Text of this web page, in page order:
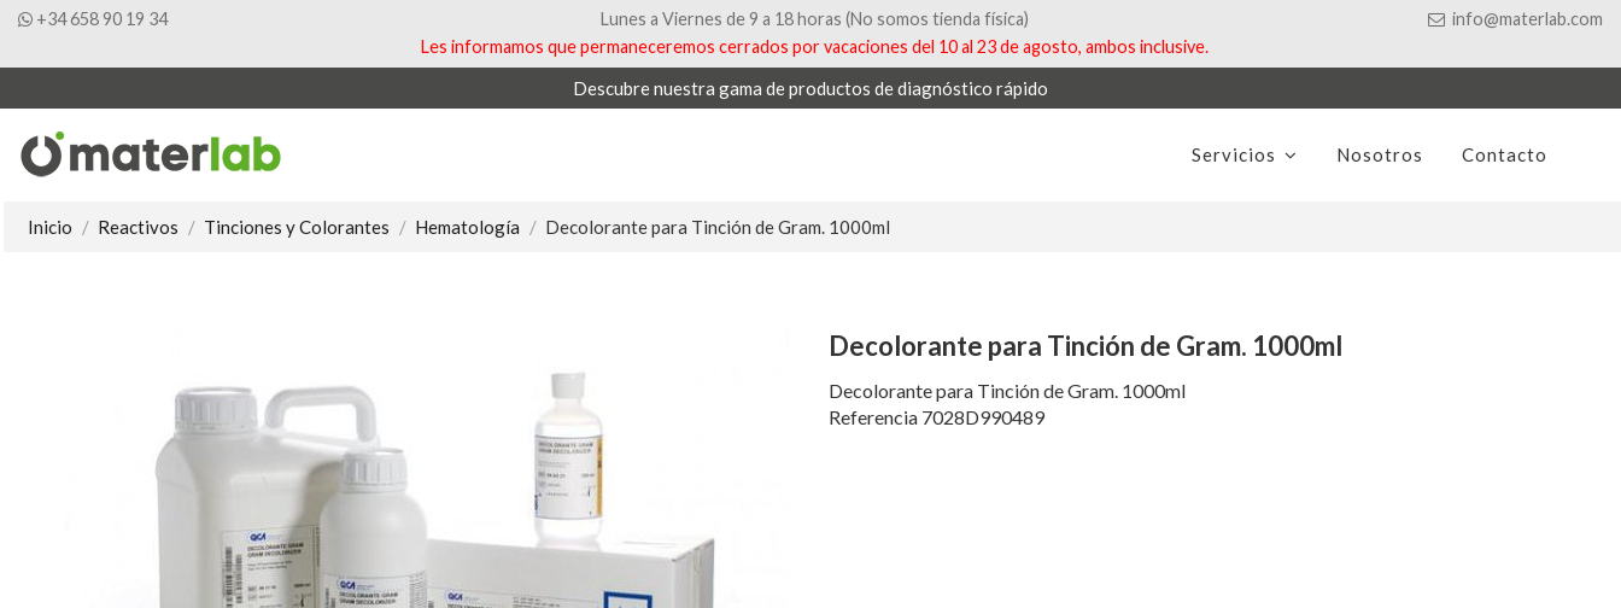
+34 658 90 19 34
Lunes a Viernes de 9 a 18 horas (No somos tienda física)
Les informamos que permaneceremos cerrados por vacaciones del 10 al 23 de agosto, ambos inclusive.
info@materlab.com
Descubre nuestra gama de productos de diagnóstico rápido
Servicios Nosotros Contacto
Inicio Reactivos Tinciones y Colorantes Hematología Decolorante para Tinción de Gram. 1000ml
Decolorante para Tinción de Gram. 1000ml
Decolorante para Tinción de Gram. 1000ml
Referencia 7028D990489